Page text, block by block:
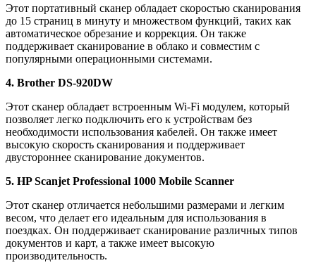
Этот портативный сканер обладает скоростью сканирования
до 15 страниц в минуту и множеством функций, таких как
автоматическое обрезание и коррекция. Он также
поддерживает сканирование в облако и совместим с
популярными операционными системами.
4. Brother DS-920DW
Этот сканер обладает встроенным Wi-Fi модулем, который
позволяет легко подключить его к устройствам без
необходимости использования кабелей. Он также имеет
высокую скорость сканирования и поддерживает
двустороннее сканирование документов.
5. HP Scanjet Professional 1000 Mobile Scanner
Этот сканер отличается небольшими размерами и легким
весом, что делает его идеальным для использования в
поездках. Он поддерживает сканирование различных типов
документов и карт, а также имеет высокую
производительность.